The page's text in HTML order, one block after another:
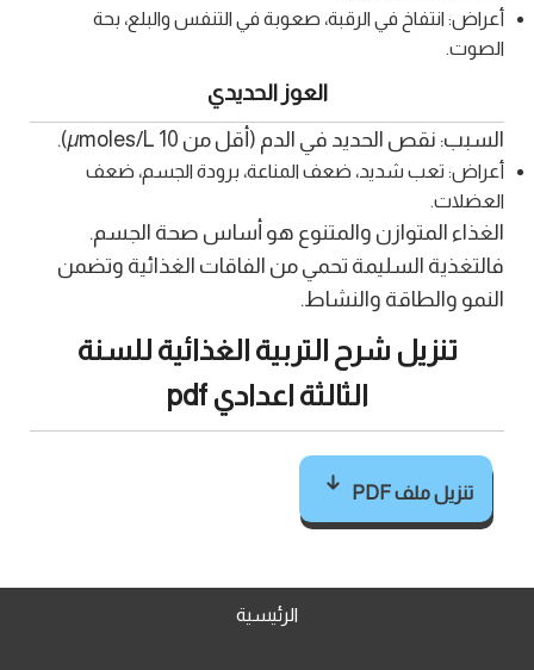
أعراض: انتفاخ في الرقبة، صعوبة في التنفس والبلع، بحة
الصوت.
العوز الحديدي
السبب: نقص الحديد في الدم (أقل من 10 µmoles/L).
أعراض: تعب شديد، ضعف المناعة، برودة الجسم، ضعف
العضلات.
الغذاء المتوازن والمتنوع هو أساس صحة الجسم.
فالتغذية السليمة تحمي من الفاقات الغذائية وتضمن
النمو والطاقة والنشاط.
تنزيل شرح التربية الغذائية للسنة
الثالثة اعدادي pdf
تنزيل ملف PDF
الرئيسية